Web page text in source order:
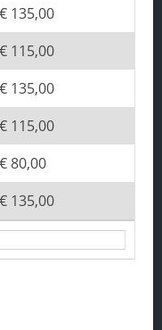
€ 135,00
€ 115,00
€ 135,00
€ 115,00
€ 80,00
€ 135,00